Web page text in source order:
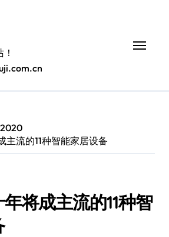
2020
主流的11种智能家居设备
将成主流的11种智